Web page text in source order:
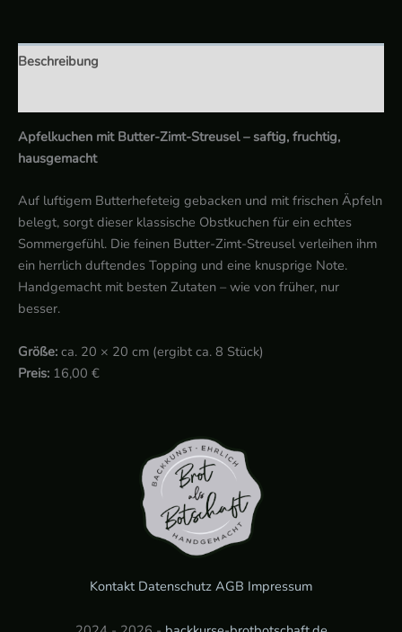
Beschreibung
Apfelkuchen mit Butter-Zimt-Streusel – saftig, fruchtig,
hausgemacht
Auf luftigem Butterhefeteig gebacken und mit frischen Äpfeln
belegt, sorgt dieser klassische Obstkuchen für ein echtes
Sommergefühl. Die feinen Butter-Zimt-Streusel verleihen ihm
ein herrlich duftendes Topping und eine knusprige Note.
Handgemacht mit besten Zutaten – wie von früher, nur
besser.
Größe: ca. 20 × 20 cm (ergibt ca. 8 Stück)
Preis: 16,00 €
Kontakt Datenschutz AGB Impressum